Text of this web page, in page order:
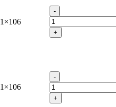
1×106
-
+
1×106
-
+